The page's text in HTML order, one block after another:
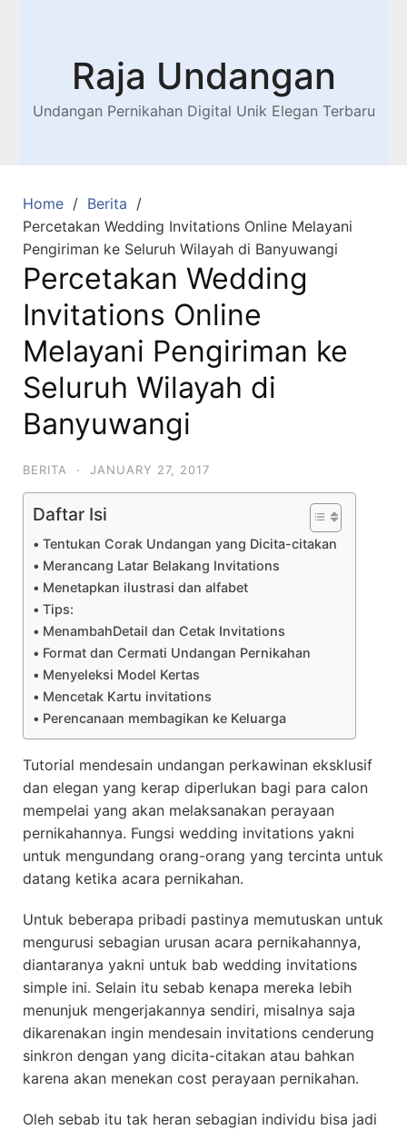
Raja Undangan
Undangan Pernikahan Digital Unik Elegan Terbaru
Home
Berita
Percetakan Wedding Invitations Online Melayani
Pengiriman ke Seluruh Wilayah di Banyuwangi
Percetakan Wedding
Invitations Online
Melayani Pengiriman ke
Seluruh Wilayah di
Banyuwangi
BERITA · JANUARY 27, 2017
Daftar Isi
Tentukan Corak Undangan yang Dicita-citakan
Merancang Latar Belakang Invitations
Menetapkan ilustrasi dan alfabet
Tips:
MenambahDetail dan Cetak Invitations
Format dan Cermati Undangan Pernikahan
Menyeleksi Model Kertas
Mencetak Kartu invitations
Perencanaan membagikan ke Keluarga
Tutorial mendesain undangan perkawinan eksklusif
dan elegan yang kerap diperlukan bagi para calon
mempelai yang akan melaksanakan perayaan
pernikahannya. Fungsi wedding invitations yakni
untuk mengundang orang-orang yang tercinta untuk
datang ketika acara pernikahan.
Untuk beberapa pribadi pastinya memutuskan untuk
mengurusi sebagian urusan acara pernikahannya,
diantaranya yakni untuk bab wedding invitations
simple ini. Selain itu sebab kenapa mereka lebih
menunjuk mengerjakannya sendiri, misalnya saja
dikarenakan ingin mendesain invitations cenderung
sinkron dengan yang dicita-citakan atau bahkan
karena akan menekan cost perayaan pernikahan.
Oleh sebab itu tak heran sebagian individu bisa jadi